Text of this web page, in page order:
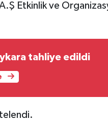
Etkinlik ve
tahliye edildi